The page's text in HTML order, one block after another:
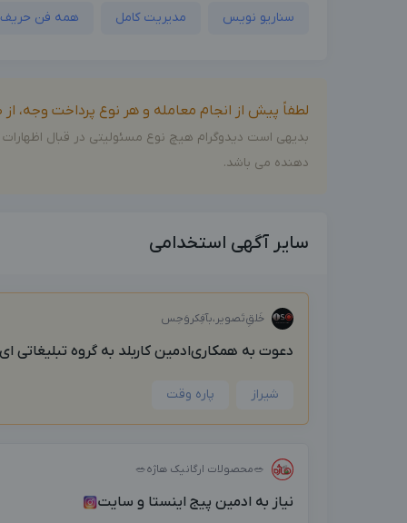
سناریو نویس مدیریت کامل همه فن حریف
لطفاً پیش از انجام معامله و هر نوع پرداخت وجه،
بدیهی است دیدوگرام هیچ نوع مسئولیتی در قبال
دهنده می باشد.
سایر آگهی استخدامی
خَلق‌ِتَصویر،بآفِکروَحِس
دعوت به همکاری‌ادمین کاربلد به گروه تبلیغاتی
شیراز پاره وقت
🥗محصولات ارگانیک هاژه🥗
نیاز به ادمین پیج اینستا و سایت